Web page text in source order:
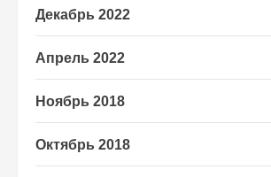
Декабрь 2022
Апрель 2022
Ноябрь 2018
Октябрь 2018